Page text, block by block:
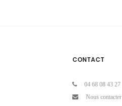
CONTACT
04 68 08 43 27
Nous contacter